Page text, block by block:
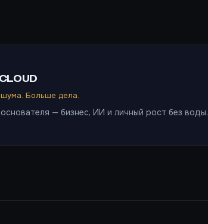
Больше дела.
— бизнес, ИИ и личный рост без воды.